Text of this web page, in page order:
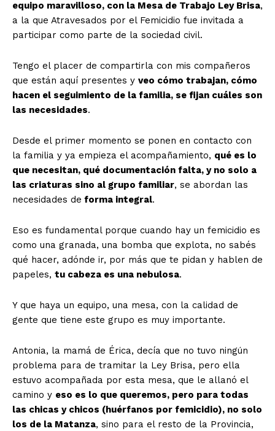
equipo maravilloso, con la Mesa de Trabajo Ley Brisa,
a la que Atravesados por el Femicidio fue invitada a
participar como parte de la sociedad civil.
Tengo el placer de compartirla con mis compañeros
que están aquí presentes y veo cómo trabajan, cómo
hacen el seguimiento de la familia, se fijan cuáles son
las necesidades.
Desde el primer momento se ponen en contacto con
la familia y ya empieza el acompañamiento, qué es lo
que necesitan, qué documentación falta, y no solo a
las criaturas sino al grupo familiar, se abordan las
necesidades de forma integral.
Eso es fundamental porque cuando hay un femicidio es
como una granada, una bomba que explota, no sabés
qué hacer, adónde ir, por más que te pidan y hablen de
papeles, tu cabeza es una nebulosa.
Y que haya un equipo, una mesa, con la calidad de
gente que tiene este grupo es muy importante.
Antonia, la mamá de Érica, decía que no tuvo ningún
problema para de tramitar la Ley Brisa, pero ella
estuvo acompañada por esta mesa, que le allanó el
camino y eso es lo que queremos, pero para todas
las chicas y chicos (huérfanos por femicidio), no solo
los de la Matanza, sino para el resto de la Provincia,